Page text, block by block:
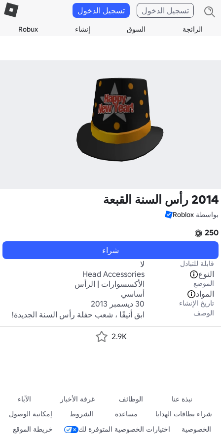
الرائجة السوق إنشاء Robux
تسجيل الدخول تسجيل الدخول
2014 رأس السنة القبعة
بواسطة Roblox
250
شراء
قابلة للتبادل
لا
النوع
Head Accessories
الموضع
الأكسسوارات | الرأس
المواد
أساسي
تاريخ الإنشاء 30 ديسمبر 2013
الوصف ابق أنيقًا ، شعب حفلة رأس السنة الجديدة!
2.9K
نبذة عنا الوظائف غرفة الأخبار
الآباء
شراء بطاقات الهدايا
مساعدة الشروط
إمكانية الوصول
الخصوصية
اختيارات الخصوصية المتوفرة لك خريطة الموقع